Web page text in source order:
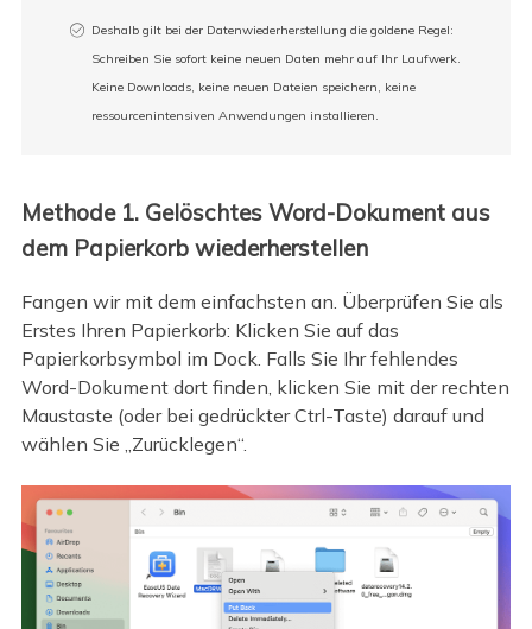
Deshalb gilt bei der Datenwiederherstellung die goldene Regel:
Schreiben Sie sofort keine neuen Daten mehr auf Ihr Laufwerk.
Keine Downloads, keine neuen Dateien speichern, keine
ressourcenintensiven Anwendungen installieren.
Methode 1. Gelöschtes Word-Dokument aus
dem Papierkorb wiederherstellen
Fangen wir mit dem einfachsten an. Überprüfen Sie als
Erstes Ihren Papierkorb: Klicken Sie auf das
Papierkorbsymbol im Dock. Falls Sie Ihr fehlendes
Word-Dokument dort finden, klicken Sie mit der rechten
Maustaste (oder bei gedrückter Ctrl-Taste) darauf und
wählen Sie „Zurücklegen“.